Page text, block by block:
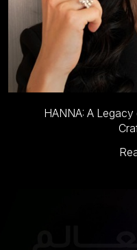
HANNA: A